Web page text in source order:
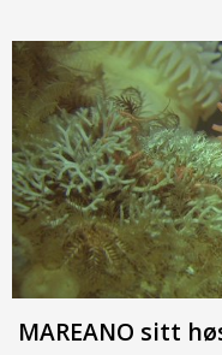
MAREANO sitt